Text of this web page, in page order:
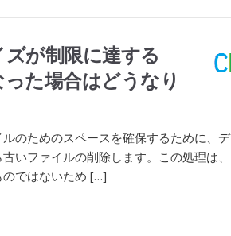
が制限に達する
た場合はどうなり
のためのスペースを確保するために、デ
いファイルの削除します。この処理は、
のではないため […]